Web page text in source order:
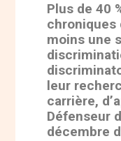
Plus de 40
chroniques
moins une
leur
carrière,
Défenseur
décembre